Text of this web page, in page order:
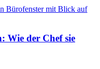
Wie der Chef sie